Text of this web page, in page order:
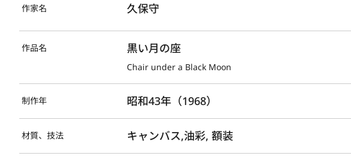
作家名 久保守
作品名 黒い月の座
Chair under a Black Moon
制作年 昭和43年（1968）
材質、技法 キャンバス,油彩, 額装